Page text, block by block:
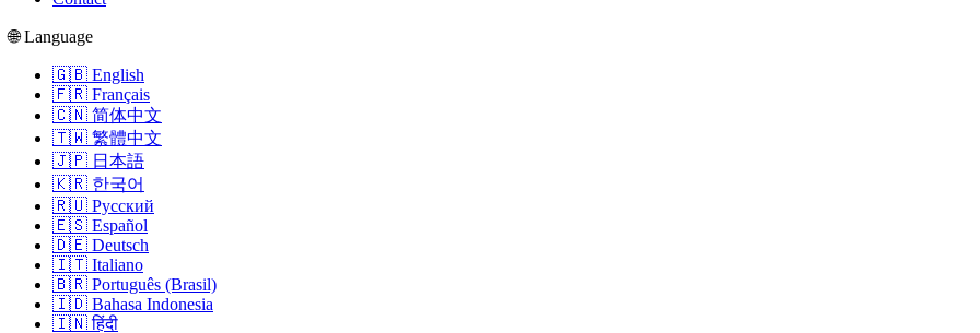
🌐 Language
🇬🇧 English
🇫🇷 Français
🇨🇳 简体中文
🇹🇼 繁體中文
🇯🇵 日本語
🇰🇷 한국어
🇷🇺 Русский
🇪🇸 Español
🇩🇪 Deutsch
🇮🇹 Italiano
🇧🇷 Português (Brasil)
🇮🇩 Bahasa Indonesia
🇮🇳 हिंदी